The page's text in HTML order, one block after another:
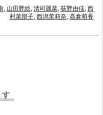
, 山田野絵, 清司麗菜, 荻野由佳, 西
村菜那子, 西潟茉莉奈, 高倉萌香